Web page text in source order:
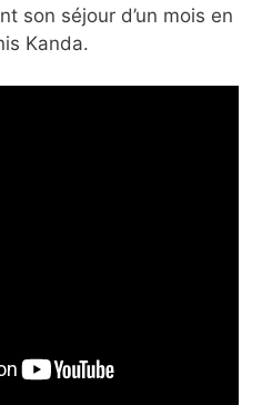
son séjour d’un mois en
Kanda.